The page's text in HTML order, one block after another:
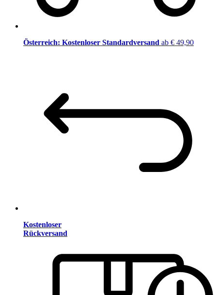
Österreich: Kostenloser Standardversand ab € 49,90
Kostenloser
Rückversand